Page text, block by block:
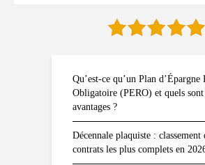
Qu’est-ce qu’un Plan d’Épargne
Obligatoire (PERO) et quels sont
avantages ?
Décennale plaquiste : classement
contrats les plus complets en